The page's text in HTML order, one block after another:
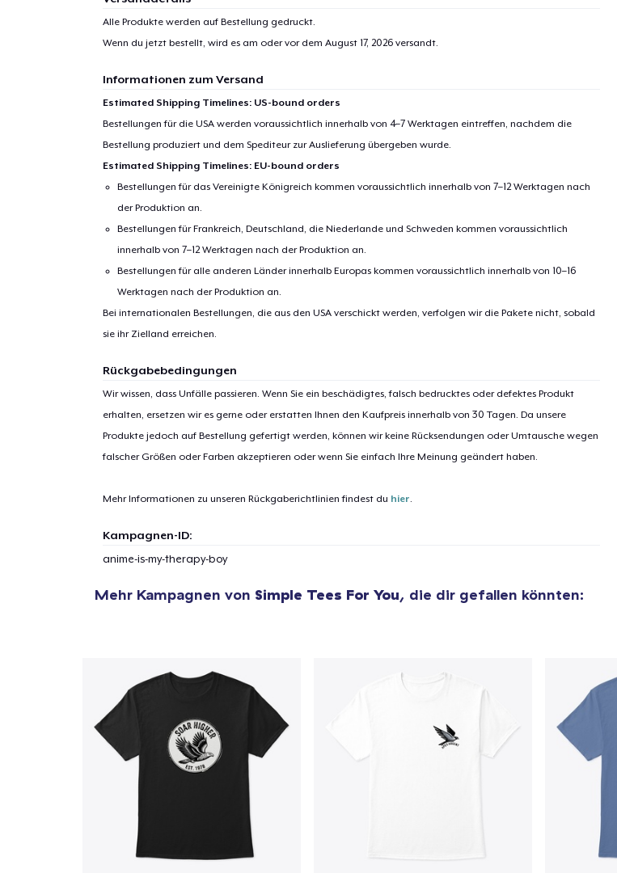
Alle Produkte werden auf Bestellung gedruckt.
Wenn du jetzt bestellt, wird es am oder vor dem August 17, 2026versandt.
Informationen zum Versand
Estimated Shipping Timelines: US-bound orders
Bestellungen für die USA werden voraussichtlich innerhalb von 4–7 Werktagen eintreffen, nachdem die
Bestellung produziert und dem Spediteur zur Auslieferung übergeben wurde.
Estimated Shipping Timelines: EU-bound orders
Bestellungen für das Vereinigte Königreich kommen voraussichtlich innerhalb von 7–12 Werktagen nach
der Produktion an.
Bestellungen für Frankreich, Deutschland, die Niederlande und Schweden kommen voraussichtlich
innerhalb von 7–12 Werktagen nach der Produktion an.
Bestellungen für alle anderen Länder innerhalb Europas kommen voraussichtlich innerhalb von 10–16
Werktagen nach der Produktion an.
Bei internationalen Bestellungen, die aus den USA verschickt werden, verfolgen wir die Pakete nicht, sobald
sie ihr Zielland erreichen.
Rückgabebedingungen
Wir wissen, dass Unfälle passieren. Wenn Sie ein beschädigtes, falsch bedrucktes oder defektes Produkt
erhalten, ersetzen wir es gerne oder erstatten Ihnen den Kaufpreis innerhalb von 30 Tagen. Da unsere
Produkte jedoch auf Bestellung gefertigt werden, können wir keine Rücksendungen oder Umtausche wegen
falscher Größen oder Farben akzeptieren oder wenn Sie einfach Ihre Meinung geändert haben.
Mehr Informationen zu unseren Rückgaberichtlinien findest du hier.
Kampagnen-ID:
anime-is-my-therapy-boy
Mehr Kampagnen von Simple Tees For You, die dir gefallen könnten:
1 Artikel wurde zum Einkaufswagen